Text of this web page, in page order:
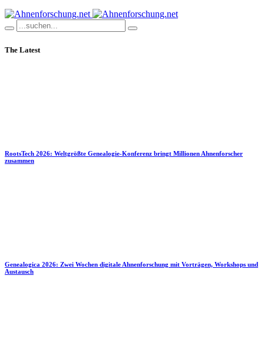
The Latest
RootsTech 2026: Weltgrößte Genealogie-Konferenz bringt Millionen Ahnenforscher
zusammen
Genealogica 2026: Zwei Wochen digitale Ahnenforschung mit Vorträgen, Workshops und
Austausch